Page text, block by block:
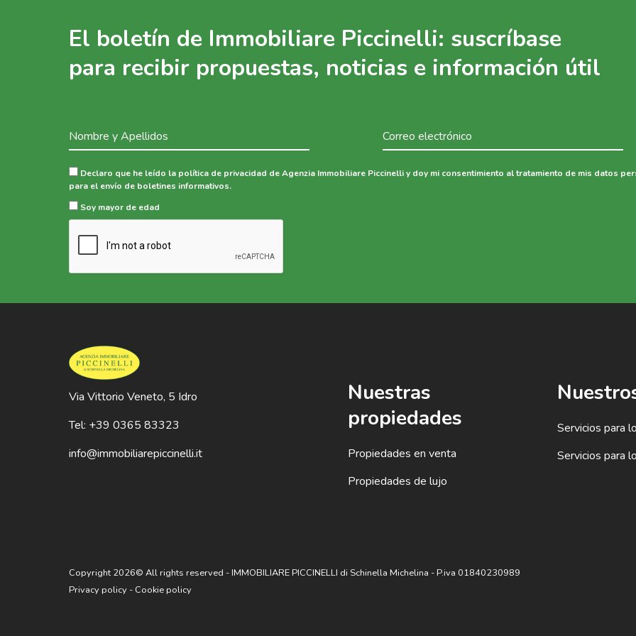
El boletín de Immobiliare Piccinelli: suscríbase
para recibir propuestas, noticias e información útil
Declaro que he leído la política de privacidad de Agenzia Immobiliare Piccinelli y doy mi consentimiento al tratamiento de mis datos
para el envío de boletines informativos.
Soy mayor de edad
Via Vittorio Veneto, 5 Idro
Tel: +39 0365 83323
info@immobiliarepiccinelli.it
Nuestras
propiedades
Propiedades en venta
Propiedades de lujo
Servicios para
Servicios para
Copyright 2026© All rights reserved - IMMOBILIARE PICCINELLI di Schinella Michelina - P.iva 01840230989
Privacy policy - Cookie policy